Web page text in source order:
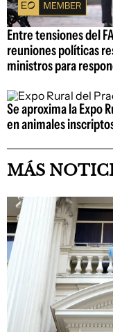
Entre tensiones del
reuniones políticas
ministros para
Se aproxima la Expo
en animales
MÁS